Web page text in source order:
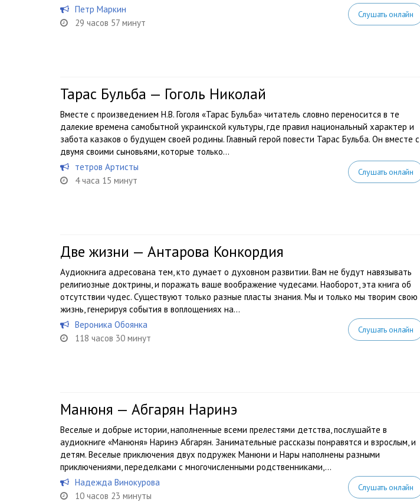
Петр Маркин
29 часов 57 минут
Слушать онлайн
Тарас Бульба — Гоголь Николай
Вместе с произведением Н.В. Гоголя «Тарас Бульба» читатель словно переносится в те
далекие времена самобытной украинской культуры, где правил национальный характер и
забота казаков о будущем своей родины. Главный герой повести Тарас Бульба. Он вместе с
двумя своими сыновьями, которые только...
тетров Артисты
4 часа 15 минут
Слушать онлайн
Две жизни — Антарова Конкордия
Аудиокнига адресована тем, кто думает о духовном развитии. Вам не будут навязывать
религиозные доктрины, и поражать ваше воображение чудесами. Наоборот, эта книга об
отсутствии чудес. Существуют только разные пласты знания. Мы и только мы творим свою
жизнь, генерируя события в воплощениях на...
Вероника Обоянка
118 часов 30 минут
Слушать онлайн
Манюня — Абгарян Наринэ
Веселые и добрые истории, наполненные всеми прелестями детства, послушайте в
аудиокниге «Манюня» Наринэ Абгарян. Занимательные рассказы понравятся и взрослым, и
детям. Веселые приключения двух подружек Манюни и Нары наполнены разными
приключениями, переделками с многочисленными родственниками,...
Надежда Винокурова
10 часов 23 минуты
Слушать онлайн